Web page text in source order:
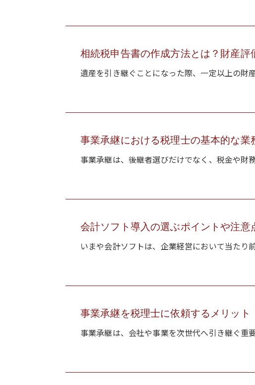
相続税申告書の作成方法とは？財産評
遺産を引き継ぐことになった際、一定以上の財
事業承継における税理士の基本的な業
事業承継は、後継者選びだけでなく、税金や財
会計ソフト導入の選ぶポイントや注意
いまや会計ソフトは、企業経営において当たり
事業承継を税理士に依頼するメリット
事業承継は、会社や事業を次世代へ引き継ぐ重